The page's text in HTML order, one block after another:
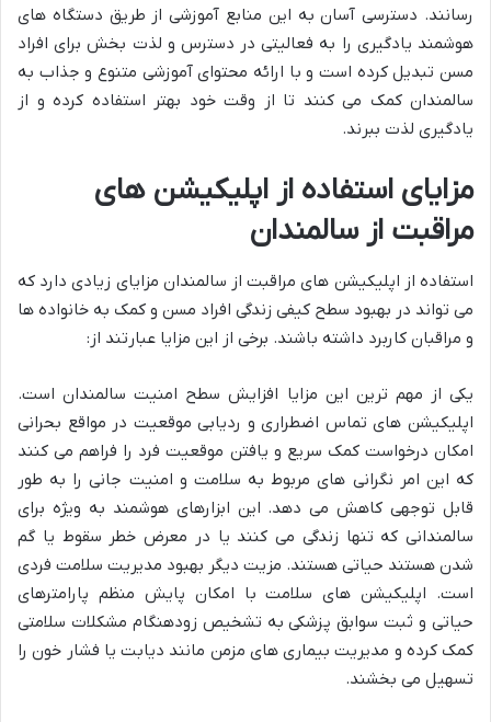
رسانند. دسترسی آسان به این منابع آموزشی از طریق دستگاه های
هوشمند یادگیری را به فعالیتی در دسترس و لذت بخش برای افراد
مسن تبدیل کرده است و با ارائه محتوای آموزشی متنوع و جذاب به
سالمندان کمک می کنند تا از وقت خود بهتر استفاده کرده و از
یادگیری لذت ببرند.
مزایای استفاده از اپلیکیشن های
مراقبت از سالمندان
استفاده از اپلیکیشن های مراقبت از سالمندان مزایای زیادی دارد که
می تواند در بهبود سطح کیفی زندگی افراد مسن و کمک به خانواده ها
و مراقبان کاربرد داشته باشند. برخی از این مزایا عبارتند از:
یکی از مهم ترین این مزایا افزایش سطح امنیت سالمندان است.
اپلیکیشن های تماس اضطراری و ردیابی موقعیت در مواقع بحرانی
امکان درخواست کمک سریع و یافتن موقعیت فرد را فراهم می کنند
که این امر نگرانی های مربوط به سلامت و امنیت جانی را به طور
قابل توجهی کاهش می دهد. این ابزارهای هوشمند به ویژه برای
سالمندانی که تنها زندگی می کنند یا در معرض خطر سقوط یا گم
شدن هستند حیاتی هستند. مزیت دیگر بهبود مدیریت سلامت فردی
است. اپلیکیشن های سلامت با امکان پایش منظم پارامترهای
حیاتی و ثبت سوابق پزشکی به تشخیص زودهنگام مشکلات سلامتی
کمک کرده و مدیریت بیماری های مزمن مانند دیابت یا فشار خون را
تسهیل می بخشند.